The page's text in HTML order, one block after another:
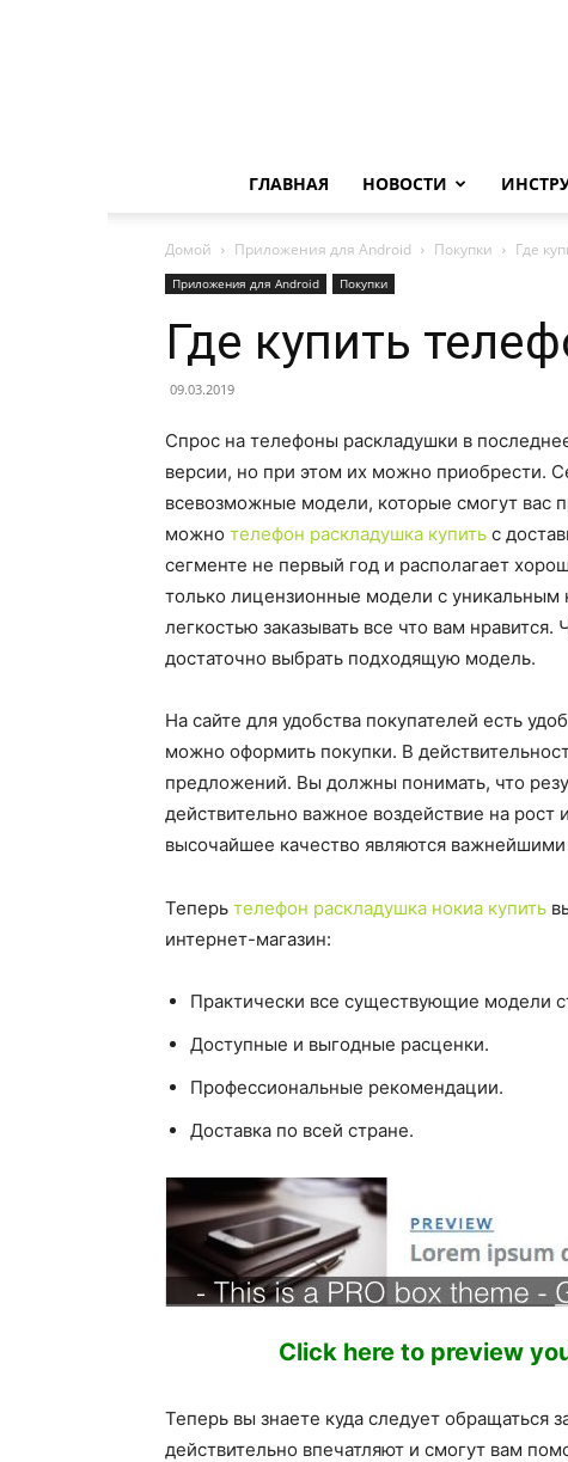
ГЛАВНАЯ НОВОСТИ
Домой Приложения для Android Покупки Где
Приложения для Android Покупки
Где купить
09.03.2019
Спрос на телефоны раскладушки в
версии, но при этом их можно приобрести.
всевозможные модели, которые смогут вас
можно телефон раскладушка купить с
сегменте не первый год и располагает
только лицензионные модели с
легкостью заказывать все что вам нравится.
достаточно выбрать подходящую модель.
На сайте для удобства покупателей есть
можно оформить покупки. В
предложений. Вы должны понимать, что
действительно важное воздействие на
высочайшее качество являются
Теперь телефон раскладушка нокиа купить
интернет-магазин:
Практически все существующие модели
Доступные и выгодные расценки.
Профессиональные рекомендации.
Доставка по всей стране.
Click here to preview
Теперь вы знаете куда следует обращаться
действительно впечатляют и смогут вам